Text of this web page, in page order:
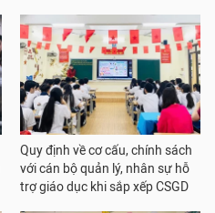
Quy định về cơ cấu, chính sách
với cán bộ quản lý, nhân sự hỗ
trợ giáo dục khi sắp xếp CSGD